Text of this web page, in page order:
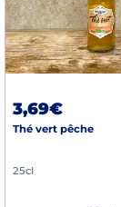
3,69€
Thé vert pêche
25cl